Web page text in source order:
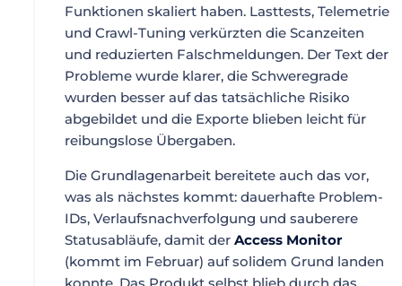
Funktionen skaliert haben. Lasttests, Telemetrie
und Crawl-Tuning verkürzten die Scanzeiten
und reduzierten Falschmeldungen. Der Text der
Probleme wurde klarer, die Schweregrade
wurden besser auf das tatsächliche Risiko
abgebildet und die Exporte blieben leicht für
reibungslose Übergaben.
Die Grundlagenarbeit bereitete auch das vor,
was als nächstes kommt: dauerhafte Problem-
IDs, Verlaufsnachverfolgung und sauberere
Statusabläufe, damit der Access Monitor
(kommt im Februar) auf solidem Grund landen
konnte. Das Produkt selbst blieb durch das